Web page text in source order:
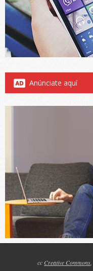
Anúnciate aquí
cc Creative Commons